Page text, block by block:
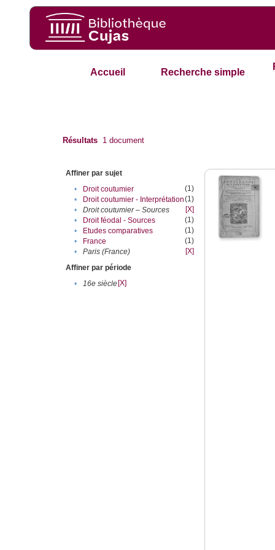
Accueil Recherche simple
Résultats 1 document
Affiner par sujet
•
Droit coutumier
(1)
•
Droit coutumier - Interprétation(1)
•
Droit coutumier – Sources
[X]
•
Droit féodal - Sources
(1)
•
Etudes comparatives
(1)
•
France
(1)
•
Paris (France)
[X]
Affiner par période
•
16e siècle[X]